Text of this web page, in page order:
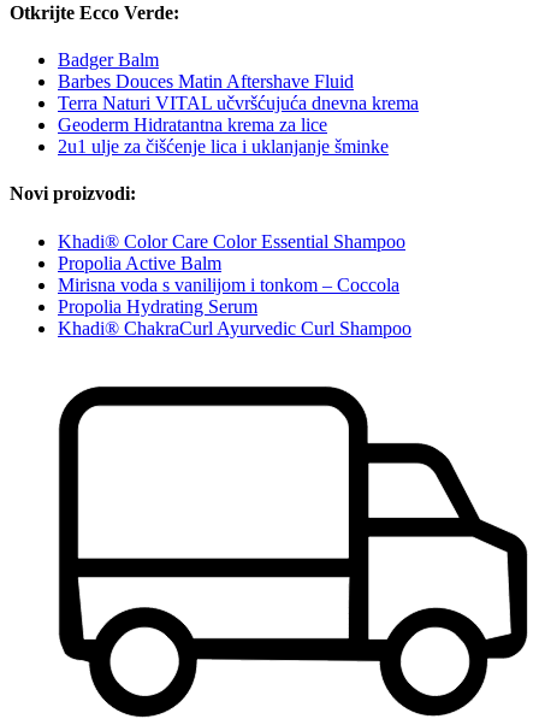
Otkrijte Ecco Verde:
Badger Balm
Barbes Douces Matin Aftershave Fluid
Terra Naturi VITAL učvršćujuća dnevna krema
Geoderm Hidratantna krema za lice
2u1 ulje za čišćenje lica i uklanjanje šminke
Novi proizvodi:
Khadi® Color Care Color Essential Shampoo
Propolia Active Balm
Mirisna voda s vanilijom i tonkom – Coccola
Propolia Hydrating Serum
Khadi® ChakraCurl Ayurvedic Curl Shampoo